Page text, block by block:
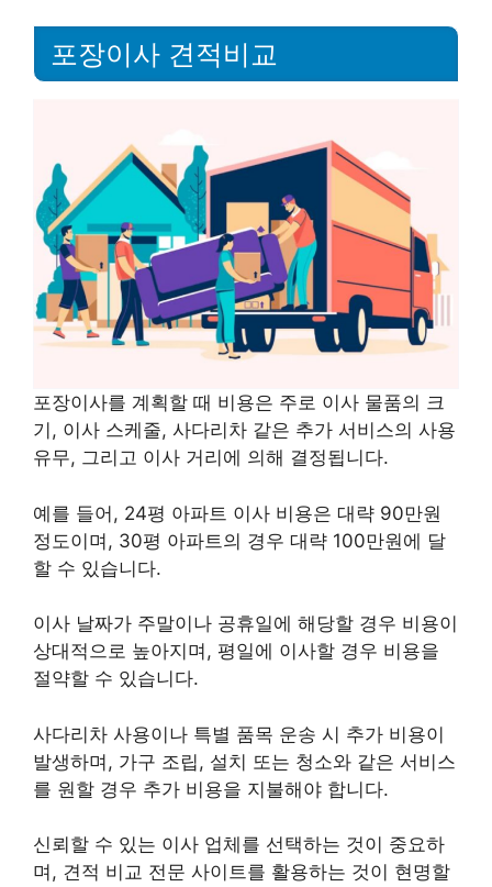
포장이사 견적비교
포장이사를 계획할 때 비용은 주로 이사 물품의 크
기, 이사 스케줄, 사다리차 같은 추가 서비스의 사용
유무, 그리고 이사 거리에 의해 결정됩니다.
예를 들어, 24평 아파트 이사 비용은 대략 90만원
정도이며, 30평 아파트의 경우 대략 100만원에 달
할 수 있습니다.
이사 날짜가 주말이나 공휴일에 해당할 경우 비용이
상대적으로 높아지며, 평일에 이사할 경우 비용을
절약할 수 있습니다.
사다리차 사용이나 특별 품목 운송 시 추가 비용이
발생하며, 가구 조립, 설치 또는 청소와 같은 서비스
를 원할 경우 추가 비용을 지불해야 합니다.
신뢰할 수 있는 이사 업체를 선택하는 것이 중요하
며, 견적 비교 전문 사이트를 활용하는 것이 현명할